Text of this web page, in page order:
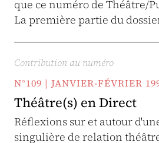
que ce numéro de Théâtre/
La première partie du
Contribution au numéro
N°109 | JANVIER-FÉVRIER
Théâtre(s) en Direct
Réflexions sur et autour
singulière de relation